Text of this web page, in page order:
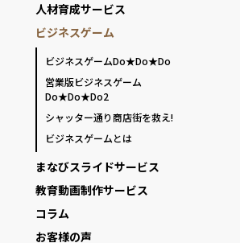
人材育成サービス
ビジネスゲーム
ビジネスゲームDo★Do★Do
営業版ビジネスゲーム
Do★Do★Do2
シャッター通り商店街を救え!
ビジネスゲームとは
まなびスライドサービス
教育動画制作サービス
コラム
お客様の声